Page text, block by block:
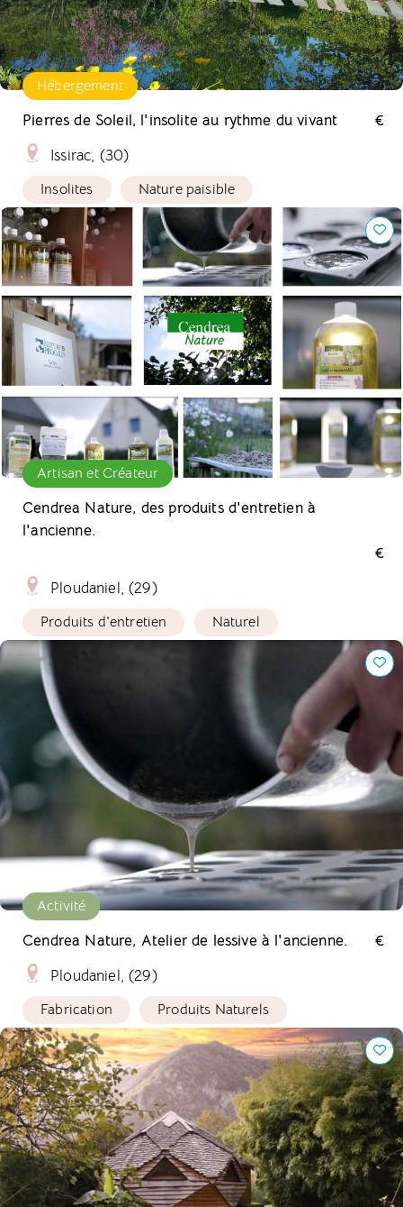
Hébergement
Pierres de Soleil, l'insolite au rythme du vivant
€
Issirac, (30)
Insolites Nature paisible
Artisan et Créateur
Cendrea Nature, des produits d'entretien à
l'ancienne.
€
Ploudaniel, (29)
Produits d'entretien Naturel
Cendrea Nature, des produits d'entretien à l'ancienne.
Activité
Cendrea Nature, Atelier de lessive à l'ancienne.
€
Ploudaniel, (29)
Fabrication Produits Naturels
Cendrea Nature, Atelier de lessive à l'ancienne.
ApiZome : un Zome au cœur des Pyrénées